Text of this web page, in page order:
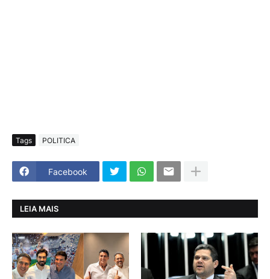
Tags POLITICA
Facebook
LEIA MAIS